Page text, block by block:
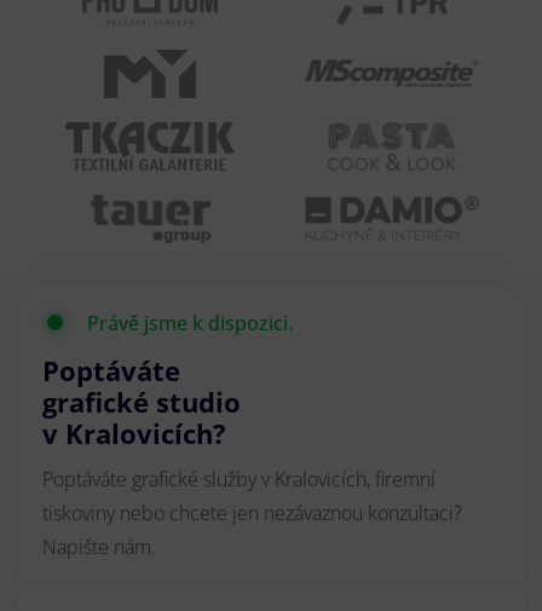
Právě jsme k dispozici.
Poptáváte
grafické studio
v Kralovicích?
Poptáváte grafické služby v Kralovicích, firemní
tiskoviny nebo chcete jen nezávaznou konzultaci?
Napište nám.